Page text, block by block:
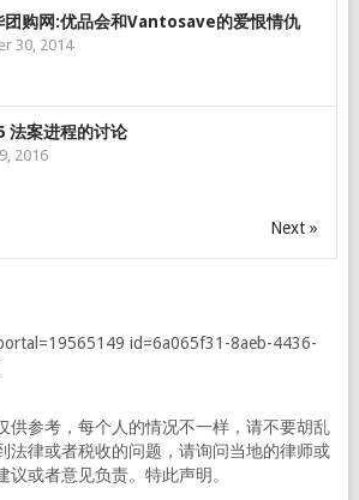
团购网:优品会和Vantosave的爱恨情仇
30, 2014
法案进程的讨论
2016
Next »
id=6a065f31-8aeb-4436-
供参考，每个人的情况不一样，请不要胡乱
法律或者税收的问题，请询问当地的律师或
或者意见负责。特此声明。